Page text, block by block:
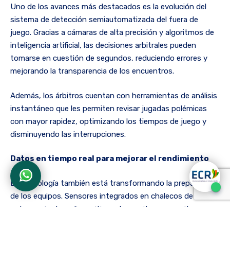
Uno de los avances más destacados es la evolución del
sistema de detección semiautomatizada del fuera de
juego. Gracias a cámaras de alta precisión y algoritmos de
inteligencia artificial, las decisiones arbitrales pueden
tomarse en cuestión de segundos, reduciendo errores y
mejorando la transparencia de los encuentros.
Además, los árbitros cuentan con herramientas de análisis
instantáneo que les permiten revisar jugadas polémicas
con mayor rapidez, optimizando los tiempos de juego y
disminuyendo las interrupciones.
Datos en tiempo real para mejorar el rendimiento
La tecnología también está transformando la preparación
de los equipos. Sensores integrados en chalecos de
entrenamiento y dispositivos de monitoreo permiten